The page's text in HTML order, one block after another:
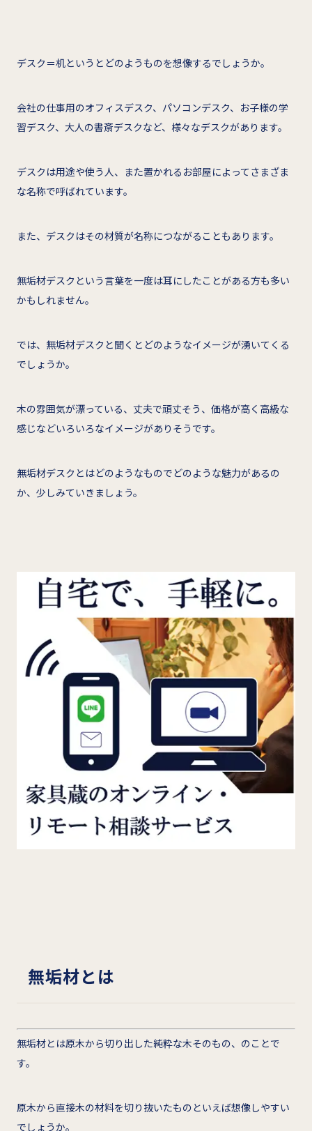
デスク＝机というとどのようものを想像するでしょうか。
会社の仕事用のオフィスデスク、パソコンデスク、お子様の学
習デスク、大人の書斎デスクなど、様々なデスクがあります。
デスクは用途や使う人、また置かれるお部屋によってさまざま
な名称で呼ばれています。
また、デスクはその材質が名称につながることもあります。
無垢材デスクという言葉を一度は耳にしたことがある方も多い
かもしれません。
では、無垢材デスクと聞くとどのようなイメージが湧いてくる
でしょうか。
木の雰囲気が漂っている、丈夫で頑丈そう、価格が高く高級な
感じなどいろいろなイメージがありそうです。
無垢材デスクとはどのようなものでどのような魅力があるの
か、少しみていきましょう。
無垢材とは
無垢材とは原木から切り出した純粋な木そのもの、のことで
す。
原木から直接木の材料を切り抜いたものといえば想像しやすい
でしょうか。